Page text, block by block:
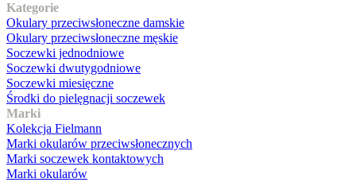
Kategorie
Okulary przeciwsłoneczne damskie
Okulary przeciwsłoneczne męskie
Soczewki jednodniowe
Soczewki dwutygodniowe
Soczewki miesięczne
Środki do pielęgnacji soczewek
Marki
Kolekcja Fielmann
Marki okularów przeciwsłonecznych
Marki soczewek kontaktowych
Marki okularów